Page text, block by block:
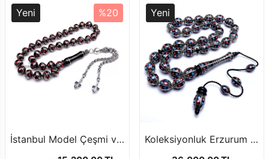
Yeni %20
İstanbul Model Çeşmi ve Mercan İşlemeli Oltutaşı Tesbih
Yeni
Koleksiyonluk Erzurum Oltu Taşı Tesbih Usta İşçilikli Ürün